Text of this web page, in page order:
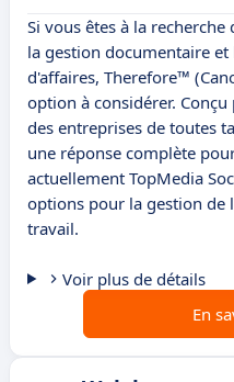
Si vous êtes à la
la gestion documentaire
d'affaires, Therefore™
option à considérer.
des entreprises de toutes
une réponse complète
actuellement TopMedia
options pour la gestion de
travail.
Voir plus de détails
En